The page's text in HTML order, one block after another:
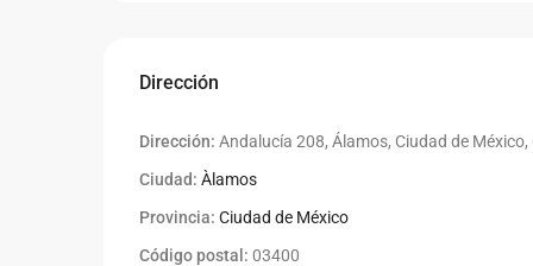
Dirección
Dirección: Andalucía 208, Álamos, Ciudad de México,
Ciudad: Àlamos
Provincia: Ciudad de México
Código postal: 03400